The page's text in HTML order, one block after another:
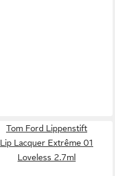
Tom Ford Lippenstift
Lip Lacquer Extrême 01
Loveless 2.7ml